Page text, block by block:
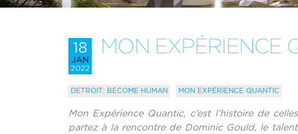
18
JAN
2022
MON EXPÉRIENCE
DETROIT: BECOME HUMAN MON EXPÉRIENCE QUANTIC
Mon Expérience Quantic, c’est l’histoire de
partez à la rencontre de Dominic Gould, le